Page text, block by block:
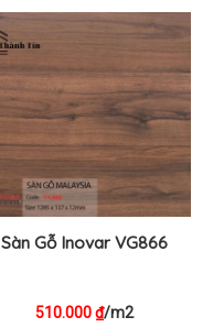
Sàn Gỗ Inovar VG866
510.000₫/m2